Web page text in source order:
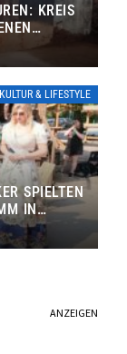
KREIS
KULTUR & LIFESTYLE
SPIELTEN
IN
ANZEIGEN